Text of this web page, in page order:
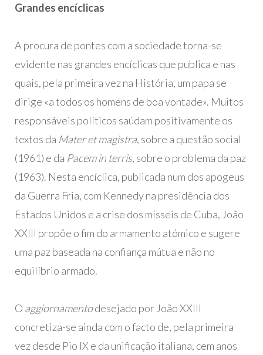
Grandes encíclicas
A procura de pontes com a sociedade torna-se
evidente nas grandes encíclicas que publica e nas
quais, pela primeira vez na História, um papa se
dirige «a todos os homens de boa vontade». Muitos
responsáveis políticos saúdam positivamente os
textos da Mater et magistra, sobre a questão social
(1961) e da Pacem in terris, sobre o problema da paz
(1963). Nesta encíclica, publicada num dos apogeus
da Guerra Fria, com Kennedy na presidência dos
Estados Unidos e a crise dos mísseis de Cuba, João
XXIII propõe o fim do armamento atómico e sugere
uma paz baseada na confiança mútua e não no
equilíbrio armado.
O aggiornamentodesejado por João XXIII
concretiza-se ainda com o facto de, pela primeira
vez desde Pio IX e da unificação italiana, cem anos